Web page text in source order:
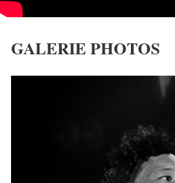
GALERIE PHOTOS